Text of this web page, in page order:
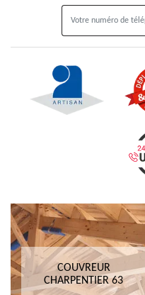
COUVREUR
CHARPENTIER 63